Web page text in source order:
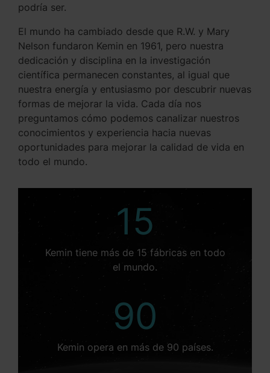
podría ser.
El mundo ha cambiado desde que R.W. y Mary
Nelson fundaron Kemin en 1961, pero nuestra
dedicación y disciplina en la investigación
científica permanecen constantes, al igual que
nuestra energía y entusiasmo por descubrir nuevas
formas de mejorar la vida. Cada día nos
preguntamos cómo podemos canalizar nuestros
conocimientos y experiencia hacia nuevas
oportunidades para mejorar la calidad de vida en
todo el mundo.
15
Kemin tiene más de 15 fábricas en todo
el mundo.
90
Kemin opera en más de 90 países.